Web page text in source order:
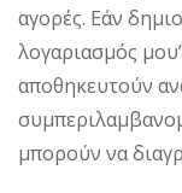
αγορές. Εάν
λογαριασμός
αποθηκευτούν
μπορούν να